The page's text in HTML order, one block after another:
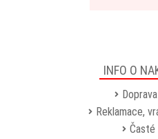
INFO O
Reklamace,